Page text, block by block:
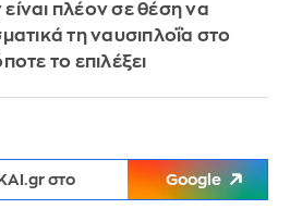
είναι πλέον σε θέση να
τη ναυσιπλοΐα στο
το επιλέξει
στο Google